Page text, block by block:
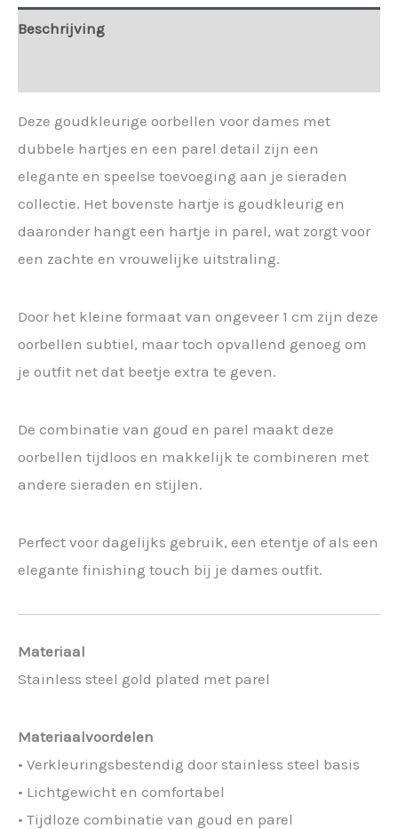
aantal
Beschrijving
Deze goudkleurige oorbellen voor dames met
dubbele hartjes en een parel detail zijn een
elegante en speelse toevoeging aan je sieraden
collectie. Het bovenste hartje is goudkleurig en
daaronder hangt een hartje in parel, wat zorgt voor
een zachte en vrouwelijke uitstraling.
Door het kleine formaat van ongeveer 1 cm zijn deze
oorbellen subtiel, maar toch opvallend genoeg om
je outfit net dat beetje extra te geven.
De combinatie van goud en parel maakt deze
oorbellen tijdloos en makkelijk te combineren met
andere sieraden en stijlen.
Perfect voor dagelijks gebruik, een etentje of als een
elegante finishing touch bij je dames outfit.
Materiaal
Stainless steel gold plated met parel
Materiaalvoordelen
• Verkleuringsbestendig door stainless steel basis
• Lichtgewicht en comfortabel
• Tijdloze combinatie van goud en parel